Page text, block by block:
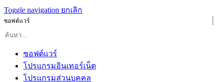
Toggle navigation ยกเลิก
ซอฟต์แวร์
ซอฟต์แวร์
โปรแกรมอินเทอร์เน็ต
โปรแกรมส่วนบุคคล